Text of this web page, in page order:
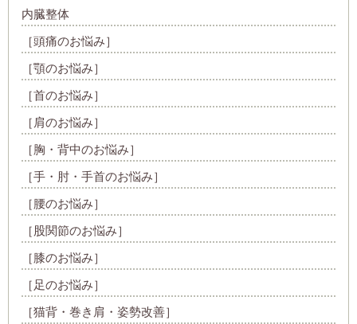
内臓整体
［頭痛のお悩み］
［顎のお悩み］
［首のお悩み］
［肩のお悩み］
［胸・背中のお悩み］
［手・肘・手首のお悩み］
［腰のお悩み］
［股関節のお悩み］
［膝のお悩み］
［足のお悩み］
［猫背・巻き肩・姿勢改善］